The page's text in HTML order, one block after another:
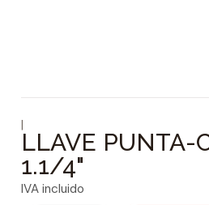
|
LLAVE PUNTA-
1.1/4"
IVA incluido